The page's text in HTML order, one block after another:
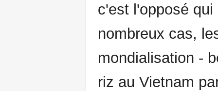
c'est l'opposé
nombreux cas,
mondialisation -
riz au Vietnam